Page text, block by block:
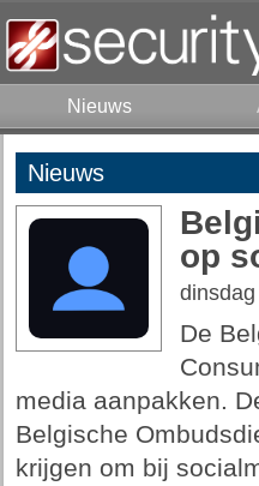
Nieuws
Nieuws
op
De
media aanpakken.
Belgische
krijgen om bij